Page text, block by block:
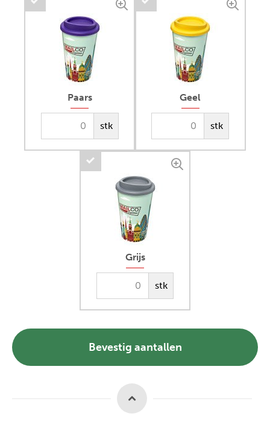
Paars
stk
Geel
stk
Grijs
stk
Bevestig aantallen